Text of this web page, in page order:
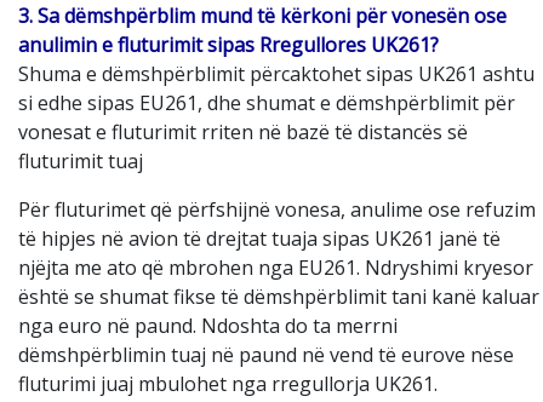
3. Sa dëmshpërblim mund të kërkoni për vonesën ose
anulimin e fluturimit sipas Rregullores UK261?
Shuma e dëmshpërblimit përcaktohet sipas UK261 ashtu
si edhe sipas EU261, dhe shumat e dëmshpërblimit për
vonesat e fluturimit rriten në bazë të distancës së
fluturimit tuaj
Për fluturimet që përfshijnë vonesa, anulime ose refuzim
të hipjes në avion të drejtat tuaja sipas UK261 janë të
njëjta me ato që mbrohen nga EU261. Ndryshimi kryesor
është se shumat fikse të dëmshpërblimit tani kanë kaluar
nga euro në paund. Ndoshta do ta merrni
dëmshpërblimin tuaj në paund në vend të eurove nëse
fluturimi juaj mbulohet nga rregullorja UK261.